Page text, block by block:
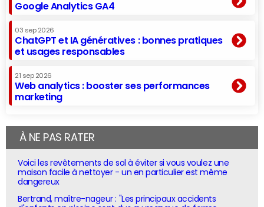
Google Analytics GA4
03 sep 2026
ChatGPT et IA génératives : bonnes pratiques
et usages responsables
21 sep 2026
Web analytics : booster ses performances
marketing
À NE PAS RATER
Voici les revêtements de sol à éviter si vous voulez une
maison facile à nettoyer - un en particulier est même
dangereux
Bertrand, maître-nageur : "Les principaux accidents